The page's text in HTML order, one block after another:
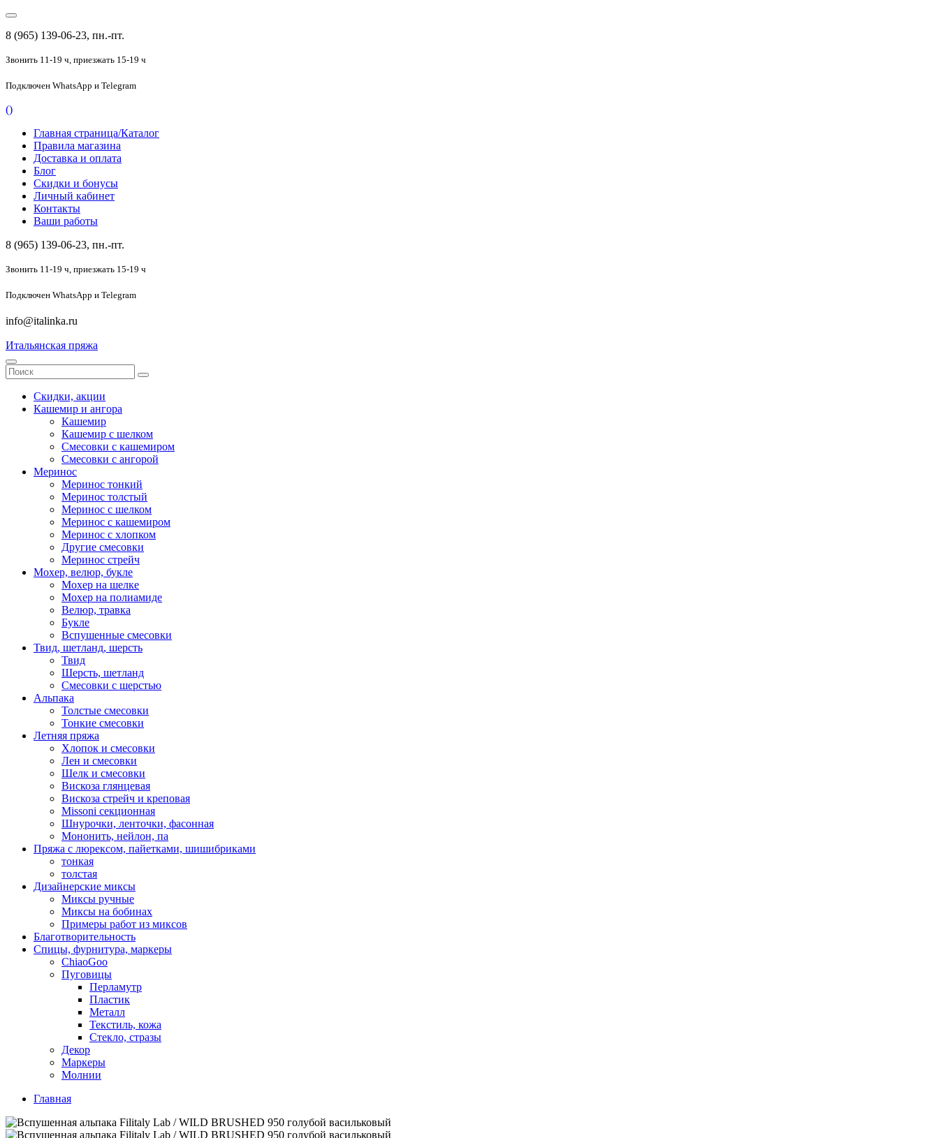
8 (965) 139-06-23, пн.-пт.
Звонить 11-19 ч, приезжать 15-19 ч
Подключен WhatsApp и Telegram
()
Главная страница/Каталог
Правила магазина
Доставка и оплата
Блог
Скидки и бонусы
Личный кабинет
Контакты
Ваши работы
8 (965) 139-06-23, пн.-пт.
Звонить 11-19 ч, приезжать 15-19 ч
Подключен WhatsApp и Telegram
info@italinka.ru
Итальянская пряжа
Скидки, акции
Кашемир и ангора
Кашемир
Кашемир с шелком
Смесовки с кашемиром
Смесовки с ангорой
Меринос
Меринос тонкий
Меринос толстый
Меринос с шелком
Меринос с кашемиром
Меринос с хлопком
Другие смесовки
Меринос стрейч
Мохер, велюр, букле
Мохер на шелке
Мохер на полиамиде
Велюр, травка
Букле
Вспушенные смесовки
Твид, шетланд, шерсть
Твид
Шерсть, шетланд
Смесовки с шерстью
Альпака
Толстые смесовки
Тонкие смесовки
Летняя пряжа
Хлопок и смесовки
Лен и смесовки
Шелк и смесовки
Вискоза глянцевая
Вискоза стрейч и креповая
Missoni секционная
Шнурочки, ленточки, фасонная
Мононить, нейлон, па
Пряжа с люрексом, пайетками, шишибриками
тонкая
толстая
Дизайнерские миксы
Миксы ручные
Миксы на бобинах
Примеры работ из миксов
Благотворительность
Спицы, фурнитура, маркеры
ChiaoGoo
Пуговицы
Перламутр
Пластик
Металл
Текстиль, кожа
Стекло, стразы
Декор
Маркеры
Молнии
Главная